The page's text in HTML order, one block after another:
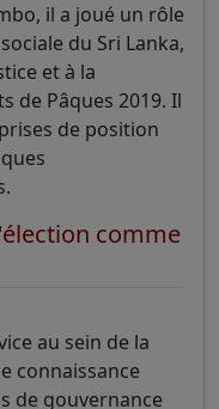
il a joué un rôle
du Sri Lanka,
et à la
de Pâques 2019. Il
de position
comme
au sein de la
connaissance
de gouvernance